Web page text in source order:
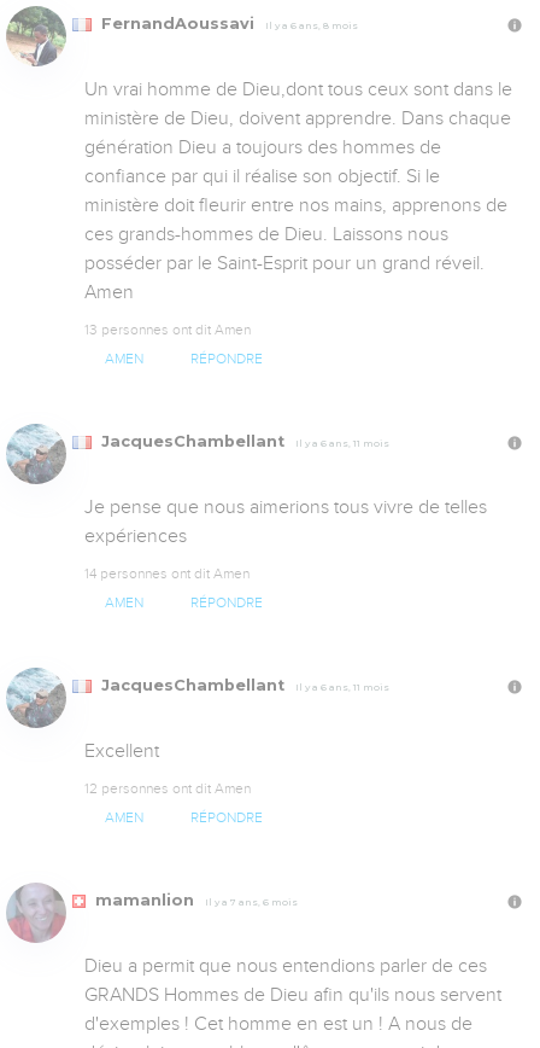
FernandAoussavi Il y a 6 ans, 8 mois
Un vrai homme de Dieu,dont tous ceux sont dans le
ministère de Dieu, doivent apprendre. Dans chaque
génération Dieu a toujours des hommes de
confiance par qui il réalise son objectif. Si le
ministère doit fleurir entre nos mains, apprenons de
ces grands-hommes de Dieu. Laissons nous
posséder par le Saint-Esprit pour un grand réveil.
Amen
13 personnes ont dit Amen
AMEN RÉPONDRE
JacquesChambellant Il y a 6 ans, 11 mois
Je pense que nous aimerions tous vivre de telles
expériences
14 personnes ont dit Amen
AMEN RÉPONDRE
JacquesChambellant Il y a 6 ans, 11 mois
Excellent
12 personnes ont dit Amen
AMEN RÉPONDRE
mamanlion Il y a 7 ans, 6 mois
Dieu a permit que nous entendions parler de ces
GRANDS Hommes de Dieu afin qu'ils nous servent
d'exemples ! Cet homme en est un ! A nous de